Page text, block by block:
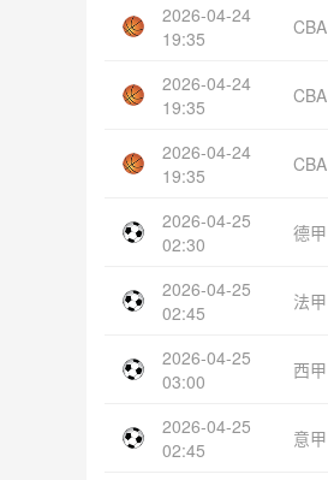
2026-04-24
19:35
CBA
2026-04-24
19:35
CBA
2026-04-24
19:35
CBA
2026-04-25
02:30
德甲
2026-04-25
02:45
法甲
2026-04-25
03:00
西甲
2026-04-25
02:45
意甲